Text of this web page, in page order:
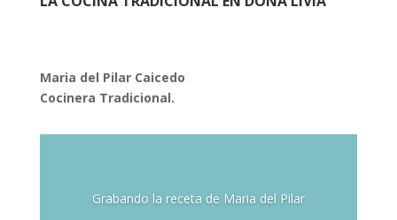
Maria del Pilar Caicedo
Cocinera Tradicional.
Grabando la receta de Maria del Pilar